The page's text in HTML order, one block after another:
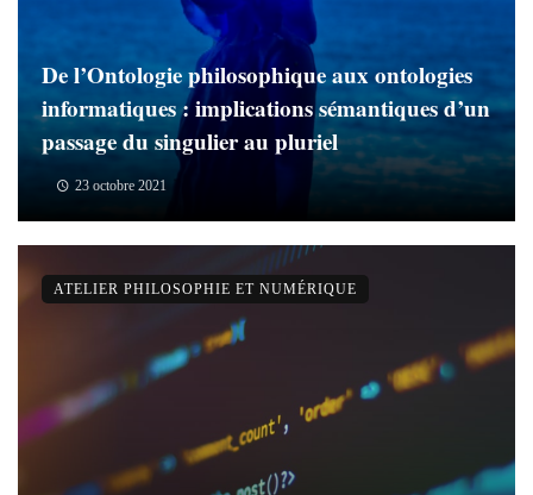
De l’Ontologie philosophique aux ontologies
informatiques : implications sémantiques d’un
passage du singulier au pluriel
23 octobre 2021
ATELIER PHILOSOPHIE ET NUMÉRIQUE